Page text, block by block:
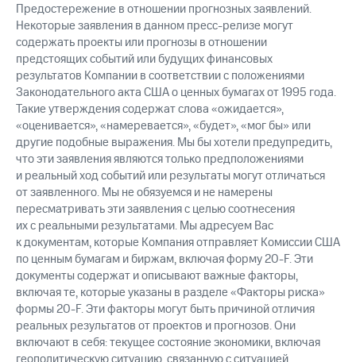
Предостережение в отношении прогнозных заявлений.
Некоторые заявления в данном пресс-релизе могут
содержать проекты или прогнозы в отношении
предстоящих событий или будущих финансовых
результатов Компании в соответствии с положениями
Законодательного акта США о ценных бумагах от 1995 года.
Такие утверждения содержат слова «ожидается»,
«оценивается», «намеревается», «будет», «мог бы» или
другие подобные выражения. Мы бы хотели предупредить,
что эти заявления являются только предположениями
и реальный ход событий или результаты могут отличаться
от заявленного. Мы не обязуемся и не намерены
пересматривать эти заявления с целью соотнесения
их с реальными результатами. Мы адресуем Вас
к документам, которые Компания отправляет Комиссии США
по ценным бумагам и биржам, включая форму20-F.Эти
документы содержат и описывают важные факторы,
включая те, которые указаны в разделе «Факторы риска»
формы20-F.Эти факторы могут быть причиной отличия
реальных результатов от проектов и прогнозов. Они
включают в себя: текущее состояние экономики, включая